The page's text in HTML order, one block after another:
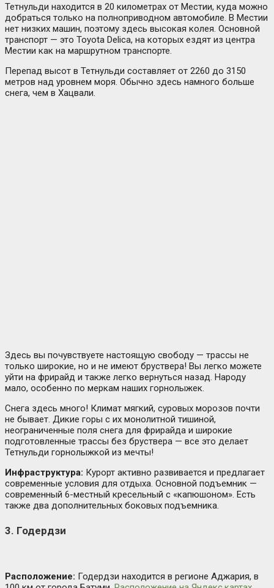
Тетнульди находится в 20 километрах от Местии, куда можно
добраться только на полноприводном автомобиле. В Местии
нет низких машин, поэтому здесь высокая колея. Основной
транспорт — это Toyota Delica, на которых ездят из центра
Местии как на маршрутном транспорте.
Перепад высот в Тетнульди составляет от 2260 до 3150
метров над уровнем моря. Обычно здесь намного больше
снега, чем в Хацвали.
Здесь вы почувствуете настоящую свободу — трассы не
только широкие, но и не имеют бруствера! Вы легко можете
уйти на фрирайд и также легко вернуться назад. Народу
мало, особенно по меркам наших горнолыжек.
Снега здесь много! Климат мягкий, суровых морозов почти
не бывает. Дикие горы с их монолитной тишиной,
неограниченные поля снега для фрирайда и широкие
подготовленные трассы без бруствера — все это делает
Тетнульди горнолыжкой из мечты!
Инфраструктура: Курорт активно развивается и предлагает
современные условия для отдыха. Основной подъемник —
современный 6-местный кресельный с «капюшоном». Есть
также два дополнительных боковых подъемника.
3. Годердзи
Расположение: Годердзи находится в регионе Аджария, в